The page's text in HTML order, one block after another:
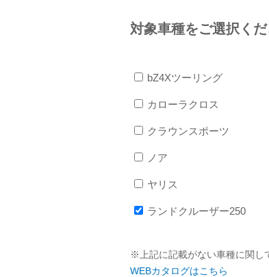
対象車種をご選択くだ
bZ4Xツーリング
カローラクロス
クラウンスポーツ
ノア
ヤリス
ランドクルーザー250
※上記に記載がない車種に関し
WEBカタログはこちら